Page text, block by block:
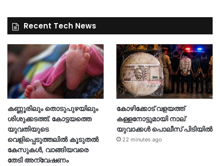
Recent Tech News
കണ്ണൂരിലും തൊടുപുഴയിലും
ശിശുക്കടത്ത്; കോട്ടയത്തെ
യുവതിയുടെ
വെളിപ്പെടുത്തലിൽ കൂടുതൽ
കേസുകൾ, വാങ്ങിയവരെ
തേടി അന്വേഷണം
കോഴിക്കോട് വളയത്ത്
കള്ളനോട്ടുമായി നാല്
യുവാക്കൾ പൊലീസ് പിടിയിൽ
22 minutes ago